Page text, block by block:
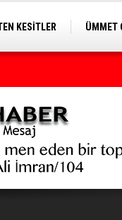
KESİTLER
ÜMMET